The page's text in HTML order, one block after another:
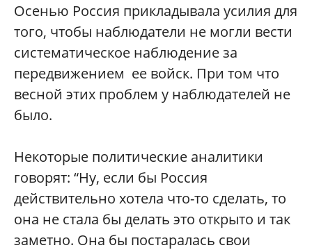
Осенью Россия прикладывала усилия для
того, чтобы наблюдатели не могли вести
систематическое наблюдение за
передвижением ее войск. При том что
весной этих проблем у наблюдателей не
было.
Некоторые политические аналитики
говорят: “Ну, если бы Россия
действительно хотела что-то сделать, то
она не стала бы делать это открыто и так
заметно. Она бы постаралась свои